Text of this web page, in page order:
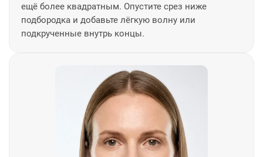
ещё более квадратным. Опустите срез ниже
подбородка и добавьте лёгкую волну или
подкрученные внутрь концы.